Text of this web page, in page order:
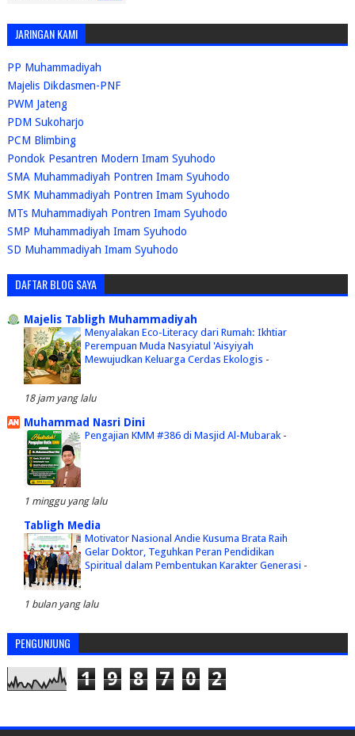
JARINGAN KAMI
PP Muhammadiyah
Majelis Dikdasmen-PNF
PWM Jateng
PDM Sukoharjo
PCM Blimbing
Pondok Pesantren Modern Imam Syuhodo
SMA Muhammadiyah Pontren Imam Syuhodo
SMK Muhammadiyah Pontren Imam Syuhodo
MTs Muhammadiyah Pontren Imam Syuhodo
SMP Muhammadiyah Imam Syuhodo
SD Muhammadiyah Imam Syuhodo
DAFTAR BLOG SAYA
Majelis Tabligh Muhammadiyah
Menyalakan Eco-Literacy dari Rumah: Ikhtiar
Perempuan Muda Nasyiatul 'Aisyiyah
Mewujudkan Keluarga Cerdas Ekologis -
18 jam yang lalu
Muhammad Nasri Dini
Pengajian KMM #386 di Masjid Al-Mubarak -
1 minggu yang lalu
Tabligh Media
Motivator Nasional Andie Kusuma Brata Raih
Gelar Doktor, Teguhkan Peran Pendidikan
Spiritual dalam Pembentukan Karakter Generasi -
1 bulan yang lalu
PENGUNJUNG
1 9 8 7 0 2